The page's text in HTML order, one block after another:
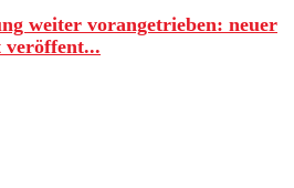
weiter vorangetrieben: neuer
veröffent...